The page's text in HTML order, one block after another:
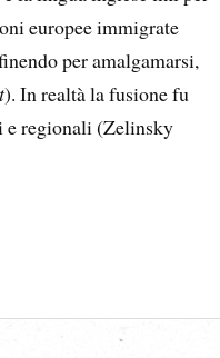
europee immigrate
per amalgamarsi,
). In realtà la fusione fu
e regionali (Zelinsky